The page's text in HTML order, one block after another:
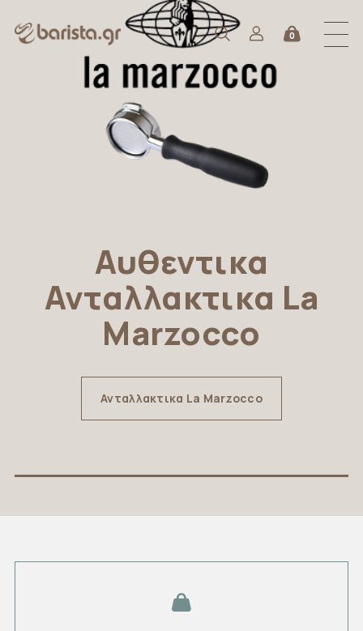
0
Αυθεντικα
Ανταλλακτικα La
Marzocco
Ανταλλακτικα La Marzocco